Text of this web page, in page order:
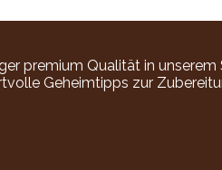
premium Qualität in
Geheimtipps zur